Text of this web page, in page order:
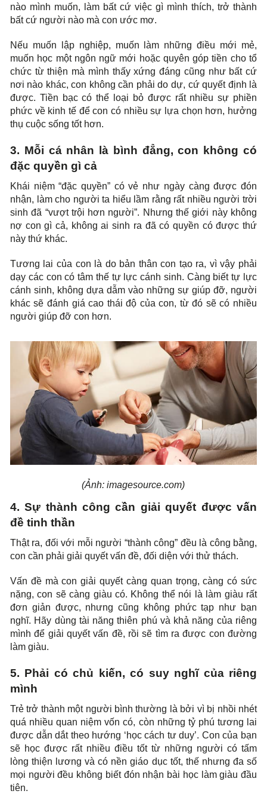
nào mình muốn, làm bất cứ việc gì mình thích, trở thành
bất cứ người nào mà con ước mơ.
Nếu muốn lập nghiệp, muốn làm những điều mới mẻ,
muốn học một ngôn ngữ mới hoặc quyên góp tiền cho tổ
chức từ thiện mà mình thấy xứng đáng cũng như bất cứ
nơi nào khác, con không cần phải do dự, cứ quyết định là
được. Tiền bạc có thể loại bỏ được rất nhiều sự phiền
phức về kinh tế để con có nhiều sự lựa chọn hơn, hưởng
thụ cuộc sống tốt hơn.
3. Mỗi cá nhân là bình đẳng, con không có
đặc quyền gì cả
Khái niệm “đặc quyền” có vẻ như ngày càng được đón
nhận, làm cho người ta hiểu lầm rằng rất nhiều người trời
sinh đã “vượt trội hơn người”. Nhưng thế giới này không
nợ con gì cả, không ai sinh ra đã có quyền có được thứ
này thứ khác.
Tương lai của con là do bản thân con tạo ra, vì vậy phải
dạy các con có tâm thế tự lực cánh sinh. Càng biết tự lực
cánh sinh, không dựa dẫm vào những sự giúp đỡ, người
khác sẽ đánh giá cao thái độ của con, từ đó sẽ có nhiều
người giúp đỡ con hơn.
(Ảnh: imagesource.com)
4. Sự thành công cần giải quyết được vấn
đề tinh thần
Thật ra, đối với mỗi người “thành công” đều là công bằng,
con cần phải giải quyết vấn đề, đối diện với thử thách.
Vấn đề mà con giải quyết càng quan trọng, càng có sức
nặng, con sẽ càng giàu có. Không thể nói là làm giàu rất
đơn giản được, nhưng cũng không phức tạp như bạn
nghĩ. Hãy dùng tài năng thiên phú và khả năng của riêng
mình để giải quyết vấn đề, rồi sẽ tìm ra được con đường
làm giàu.
5. Phải có chủ kiến, có suy nghĩ của riêng
mình
Trẻ trở thành một người bình thường là bởi vì bị nhồi nhét
quá nhiều quan niệm vốn có, còn những tỷ phú tương lai
được dẫn dắt theo hướng ‘học cách tư duy’. Con của bạn
sẽ học được rất nhiều điều tốt từ những người có tấm
lòng thiện lương và có nền giáo dục tốt, thế nhưng đa số
mọi người đều không biết đón nhận bài học làm giàu đầu
tiên.